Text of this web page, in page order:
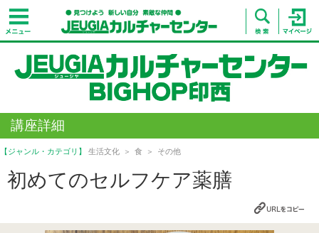
講座詳細
【ジャンル・カテゴリ】 生活文化 食 その他
初めてのセルフケア薬膳